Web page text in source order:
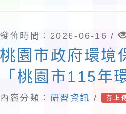
發佈時間：2026-06-16 /
桃園市政府環境
「桃園市115年
賽」
內容分類： 研習資訊 / 有上